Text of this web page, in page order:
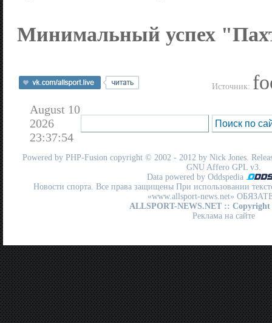
Минимальный успех
Источник:
August 10
2026
23:37:54
Powered by PHP-Fusion copyright © 2002 - 2012 by Nick Jones.
GNU Affero GPL v3.
Data powered by Oddspedia
Новости спорта. Все права защищены При использовании
«www.allsport-news.net»
ALLSPORT-NEWS.NET :: Copyright
Реклама на сайте